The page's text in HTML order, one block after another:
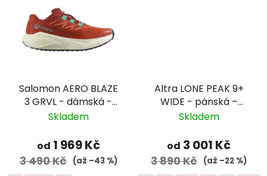
Salomon AERO BLAZE
3 GRVL - dámská -
tmavě červená/bílá
Skladem
od 1 969 Kč
3 490 Kč (až –43 %)
Altra LONE PEAK 9+
WIDE - pánská –
černá
Skladem
od 3 001 Kč
3 890 Kč (až –22 %)